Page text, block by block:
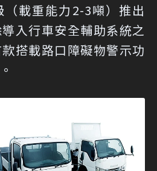
（載重能力2-3噸）推出
入行車安全輔助系統之
搭載路口障礙物警示功